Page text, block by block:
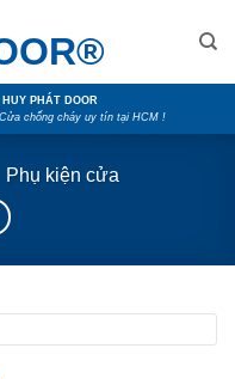
PHÁT DOOR
chống cháy uy tín tại HCM !
Phụ kiện cửa